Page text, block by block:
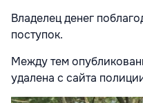
Владелец денег
поступок.
Между тем
удалена с сайта